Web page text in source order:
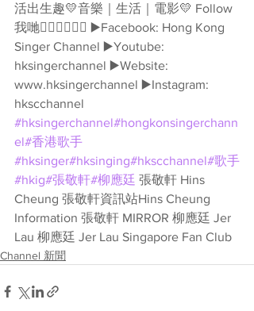
活出生趣💛音樂｜生活｜電影💛 Follow
我哋👇🏻👇🏻🥰🥰 ▶️Facebook: Hong Kong
Singer Channel ▶️Youtube:
hksingerchannel ▶️Website:
www.hksingerchannel ▶️Instagram:
hkscchannel
#hksingerchannel#hongkonsingerchann
el#香港歌手
#hksinger#hksinging#hkscchannel#歌手
#hkig#張敬軒#柳應廷 張敬軒 Hins
Cheung 張敬軒資訊站Hins Cheung
Information 張敬軒 MIRROR 柳應廷 Jer
Lau 柳應廷 Jer Lau Singapore Fan Club
Channel 新聞